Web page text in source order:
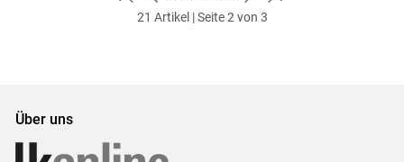
erstenzum
zum
21 Artikel | Seite 2 von 3
Über uns